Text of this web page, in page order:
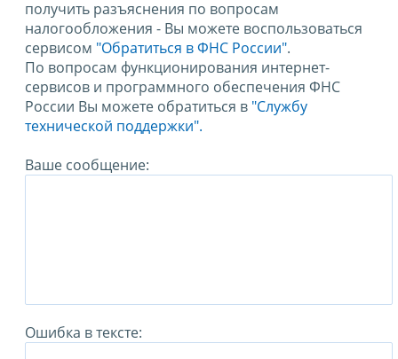
получить разъяснения по вопросам
налогообложения - Вы можете воспользоваться
сервисом "Обратиться в ФНС России".
По вопросам функционирования интернет-
сервисов и программного обеспечения ФНС
России Вы можете обратиться в "Службу
технической поддержки".
Ваше сообщение:
Ошибка в тексте: